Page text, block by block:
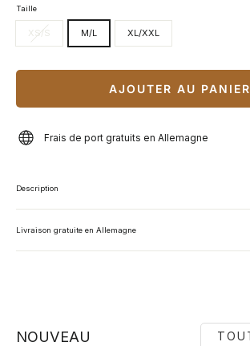
Taille
XS/S M/L XL/XXL
AJOUTER AU PANIER
Frais de port gratuits en Allemagne
Description
Livraison gratuite en Allemagne
NOUVEAU